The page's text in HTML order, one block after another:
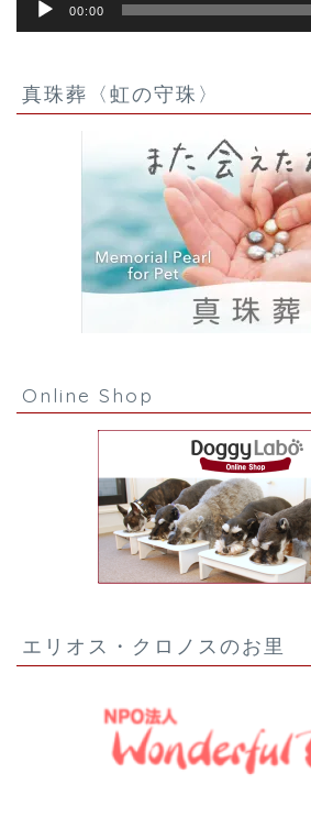
00:00
真珠葬〈虹の守珠〉
Online Shop
エリオス・クロノスのお里